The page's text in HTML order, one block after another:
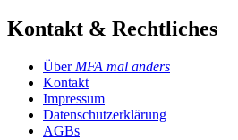
Kontakt & Rechtliches
Über MFA mal anders
Kontakt
Impressum
Datenschutzerklärung
AGBs